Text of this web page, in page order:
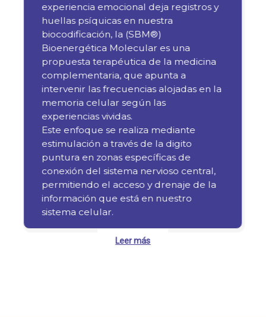
experiencia emocional deja registros y
huellas psíquicas en nuestra
biocodificación, la (SBM®)
Bioenergética Molecular es una
propuesta terapéutica de la medicina
complementaria, que apunta a
intervenir las frecuencias alojadas en la
memoria celular según las
experiencias vividas.
Este enfoque se realiza mediante
estimulación a través de la digito
puntura en zonas específicas de
conexión del sistema nervioso central,
permitiendo el acceso y drenaje de la
información que está en nuestro
sistema celular.
Leer más